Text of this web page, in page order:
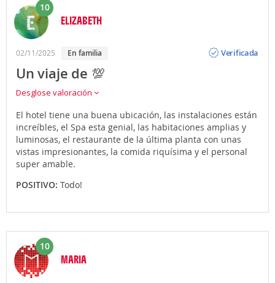
10
ELIZABETH
02/11/2025 en familia
Verificada
Un viaje de 💯
Desglose valoración
El hotel tiene una buena ubicación, las instalaciones están
increíbles, el Spa esta genial, las habitaciones amplias y
luminosas, el restaurante de la última planta con unas
vistas impresionantes, la comida riquísima y el personal
super amable.
POSITIVO: Todo!
10
MARIA